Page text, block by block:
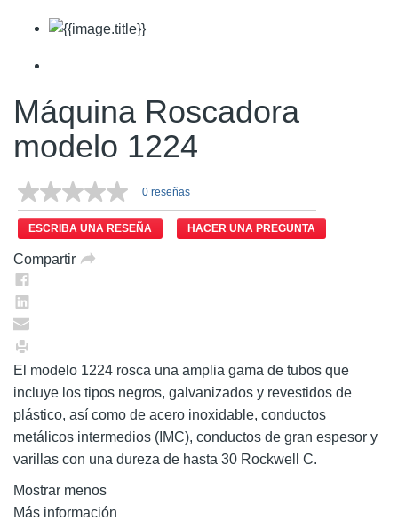
Máquina Roscadora
modelo 1224
0 reseñas
ESCRIBA UNA RESEÑA HACER UNA PREGUNTA
Compartir
El modelo 1224 rosca una amplia gama de tubos que
incluye los tipos negros, galvanizados y revestidos de
plástico, así como de acero inoxidable, conductos
metálicos intermedios (IMC), conductos de gran espesor y
varillas con una dureza de hasta 30 Rockwell C.
Mostrar menos
Más información